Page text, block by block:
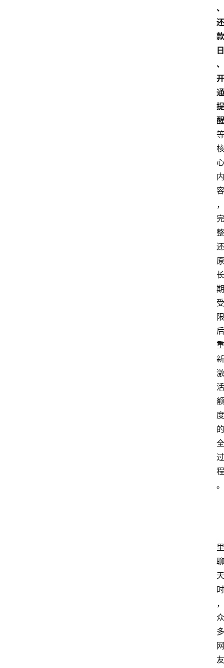
、
还
款
日
、
开
通
提
醒
等
核
心
内
容
，
完
整
还
原
长
期
受
限
后
重
新
激
活
额
度
的
全
过
程
。
里
聊
天
时
，
众
多
网
友